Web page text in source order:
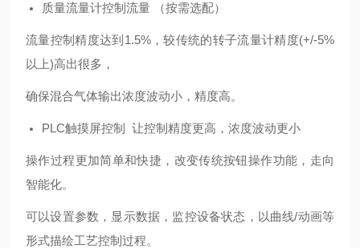
质量流量计控制流量 （按需选配）
流量控制精度达到1.5%，较传统的转子流量计精度(+/-5%
以上)高出很多，
确保混合气体输出浓度波动小，精度高。
PLC触摸屏控制 让控制精度更高，浓度波动更小
操作过程更加简单和快捷，改变传统按钮操作功能，走向
智能化。
可以设置参数，显示数据，监控设备状态，以曲线/动画等
形式描绘工艺控制过程。